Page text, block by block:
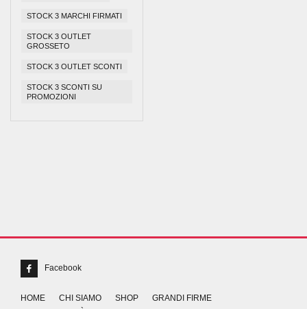
STOCK 3 MARCHI FIRMATI
STOCK 3 OUTLET
GROSSETO
STOCK 3 OUTLET SCONTI
STOCK 3 SCONTI SU
PROMOZIONI
Facebook
HOME CHI SIAMO SHOP
GRANDI FIRME